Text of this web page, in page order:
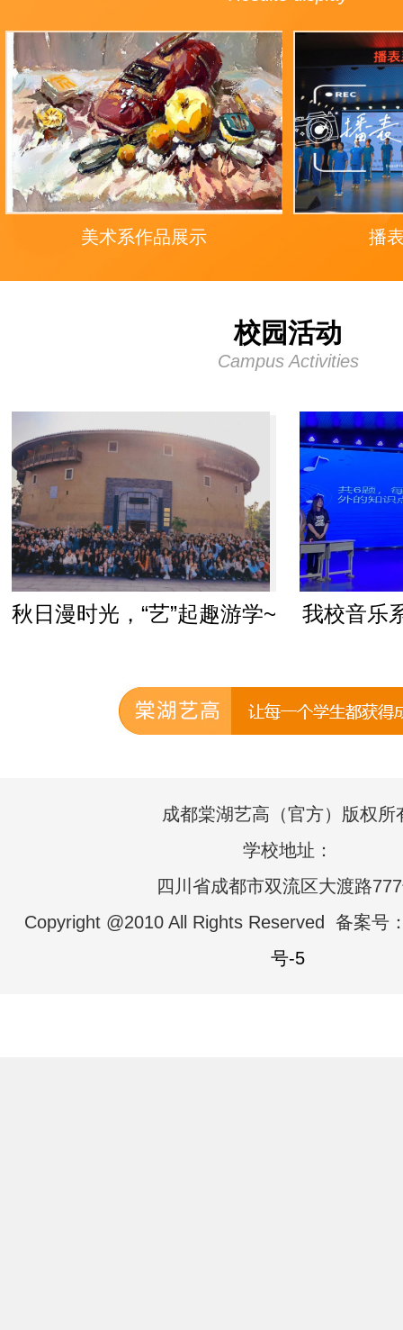
美术系作品展示 播
校园活动
Campus Activities
起趣游学~
我校音乐系第三届理论知识
成都棠湖艺高（官方）版权所
学校地址：
四川省成都市双流区大渡路
Copyright @2010 All Rights Reserved 备案号
号-5